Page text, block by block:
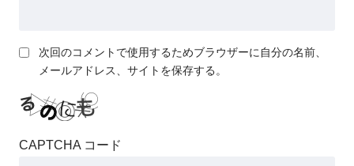
次回のコメントで使用するためブラウザーに自分の名前、
メールアドレス、サイトを保存する。
CAPTCHA コード